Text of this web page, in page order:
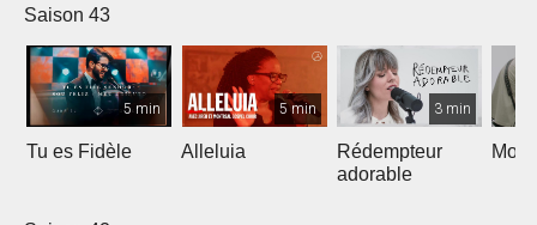
Saison 43
5 min
Tu es Fidèle
5 min
Alleluia
3 min
Rédempteur
adorable
Mon